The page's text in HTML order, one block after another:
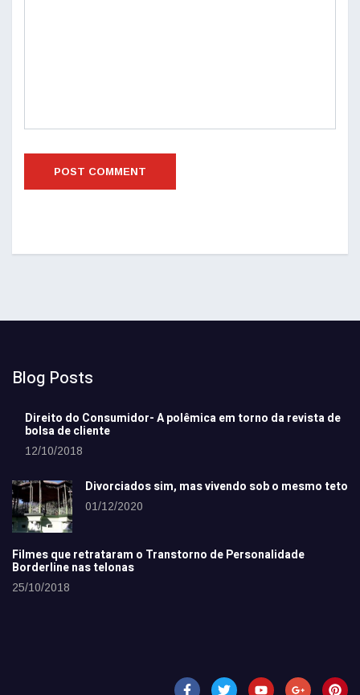
Blog Posts
Direito do Consumidor- A polêmica em torno da revista de
bolsa de cliente
12/10/2018
Divorciados sim, mas vivendo sob o mesmo teto
01/12/2020
Filmes que retrataram o Transtorno de Personalidade
Borderline nas telonas
25/10/2018